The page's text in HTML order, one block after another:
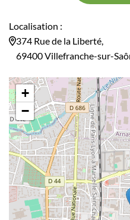
Localisation :
374 Rue de la Liberté,
69400 Villefranche-sur-
+
−